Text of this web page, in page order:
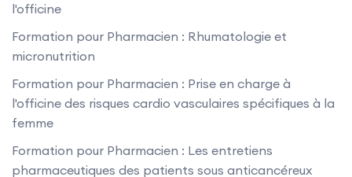
l'officine
Formation pour Pharmacien : Rhumatologie et
micronutrition
Formation pour Pharmacien : Prise en charge à
l'officine des risques cardio vasculaires spécifiques à la
femme
Formation pour Pharmacien : Les entretiens
pharmaceutiques des patients sous anticancéreux